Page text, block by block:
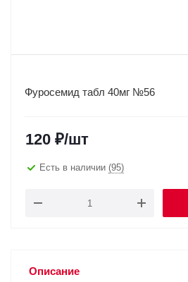
Фуросемид табл 40мг №56
120 ₽/шт
Есть в наличии (95)
Описание